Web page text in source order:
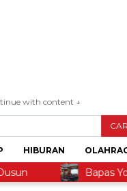
with content ↓
HIBURAN
Bapas